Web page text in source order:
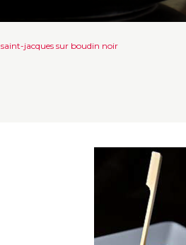
jacques sur boudin noir